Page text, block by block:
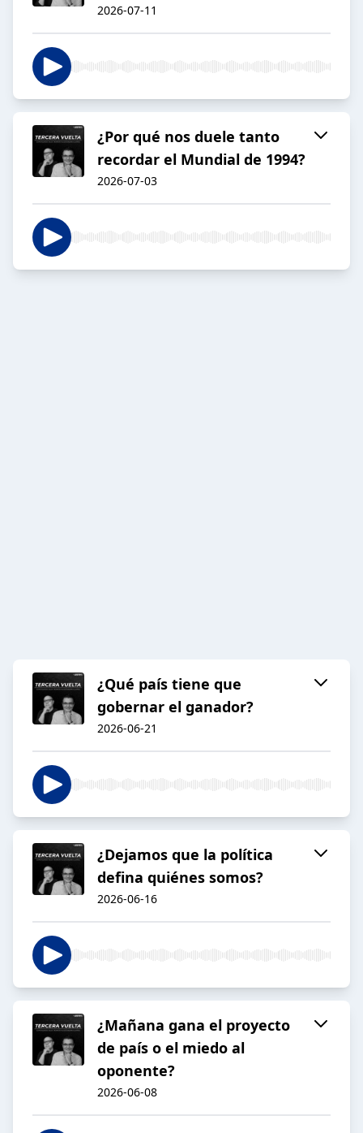
2026-07-11
¿Por qué nos duele tanto
recordar el Mundial de 1994?
2026-07-03
¿Qué país tiene que
gobernar el ganador?
2026-06-21
¿Dejamos que la política
defina quiénes somos?
2026-06-16
¿Mañana gana el proyecto
de país o el miedo al
oponente?
2026-06-08